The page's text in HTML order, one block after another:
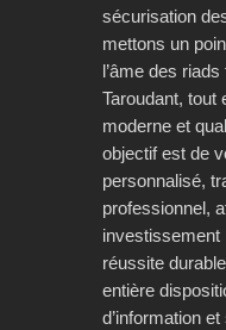
sécurisation
mettons un
l’âme des
Taroudant, tout
moderne et
objectif est de
personnalisé,
professionnel,
investissement
réussite
entière
d’information